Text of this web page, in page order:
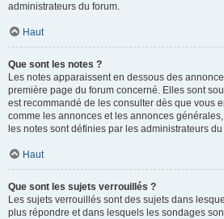
administrateurs du forum.
Haut
Que sont les notes ?
Les notes apparaissent en dessous des
première page du forum concerné. Elles sont
est recommandé de les consulter dès que vous
comme les annonces et les annonces
les notes sont définies par les administrateurs
Haut
Que sont les sujets verrouillés ?
Les sujets verrouillés sont des sujets dans
plus répondre et dans lesquels les sondages